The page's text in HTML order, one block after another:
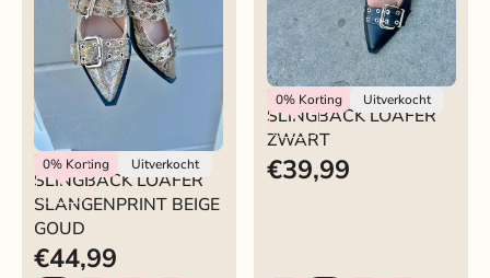
0% Korting Uitverkocht
Rokjeklokje
SLINGBACK LOAFER
SLANGENPRINT BEIGE
GOUD
€44,99
0%Korting Uitverkocht
Rokjeklokje
SLINGBACK LOAFER
ZWART
€39,99